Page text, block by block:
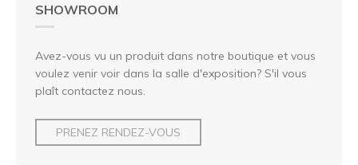
SHOWROOM
Avez-vous vu un produit dans notre boutique et vous
voulez venir voir dans la salle d'exposition? S'il vous
plaît contactez nous.
PRENEZ RENDEZ-VOUS